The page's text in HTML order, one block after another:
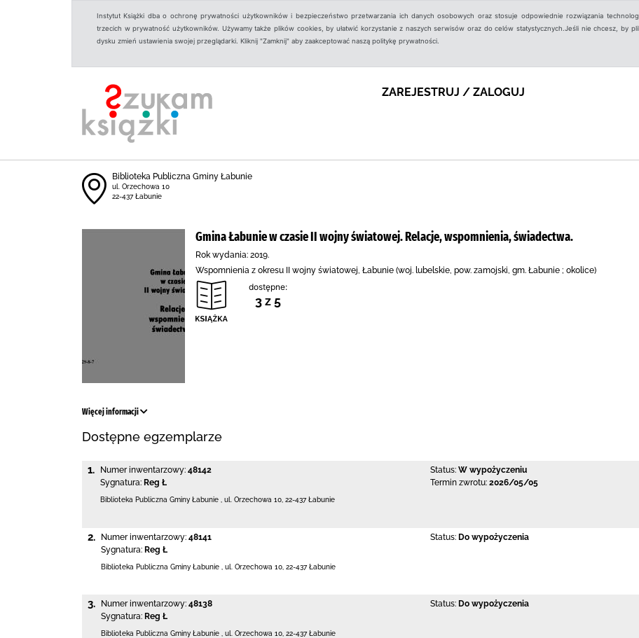
Instytut Książki dba o ochronę prywatności użytkowników i bezpieczeństwo przetwarzania ich danych osobowych oraz stosuje odpowiednie rozwiązania
trzecich w prywatność użytkowników. Używamy także plików cookies, by ułatwić korzystanie z naszych serwisów oraz do celów statystycznych.Jeśli nie chcesz, by
dysku zmień ustawienia swojej przeglądarki. Kliknij "Zamknij" aby zaakceptować naszą politykę prywatności.
ZAREJESTRUJ / ZALOGUJ
Biblioteka Publiczna Gminy Łabunie
ul. Orzechowa 10
22-437 Łabunie
Gmina Łabunie w czasie II wojny światowej. Relacje, wspomnienia, świadectwa.
Rok wydania: 2019.
Wspomnienia z okresu II wojny światowej, Łabunie (woj. lubelskie, pow. zamojski, gm. Łabunie ; okolice)
dostępne:
3 z 5
Więcej informacji
Dostępne egzemplarze
1. Numer inwentarzowy: 48142
Sygnatura: Reg Ł
Status: W wypożyczeniu
Termin zwrotu: 2026/05/05
Biblioteka Publiczna Gminy Łabunie ul. Orzechowa 10 22-437 Łabunie
2. Numer inwentarzowy: 48141
Sygnatura: Reg Ł
Status: Do wypożyczenia
Biblioteka Publiczna Gminy Łabunie ul. Orzechowa 10 22-437 Łabunie
3. Numer inwentarzowy: 48138
Sygnatura: Reg Ł
Status: Do wypożyczenia
Biblioteka Publiczna Gminy Łabunie , ul. Orzechowa 10, 22-437 Łabunie